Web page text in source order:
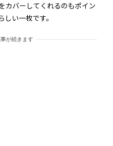
カバーしてくれるのもポイン
い一枚です。
が続きます